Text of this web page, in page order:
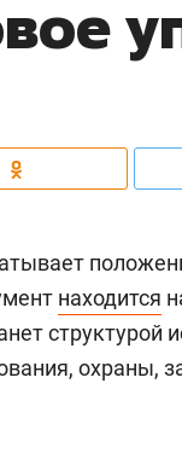
находится
охраны,